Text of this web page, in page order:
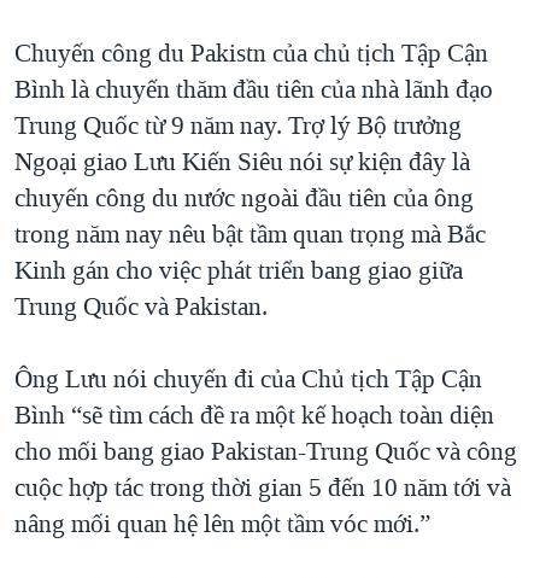
Chuyến công du Pakistn của chủ tịch Tập Cận
Bình là chuyến thăm đầu tiên của nhà lãnh đạo
Trung Quốc từ 9 năm nay. Trợ lý Bộ trưởng
Ngoại giao Lưu Kiến Siêu nói sự kiện đây là
chuyến công du nước ngoài đầu tiên của ông
trong năm nay nêu bật tầm quan trọng mà Bắc
Kinh gán cho việc phát triển bang giao giữa
Trung Quốc và Pakistan.
Ông Lưu nói chuyến đi của Chủ tịch Tập Cận
Bình “sẽ tìm cách đề ra một kế hoạch toàn diện
cho mối bang giao Pakistan-Trung Quốc và công
cuộc hợp tác trong thời gian 5 đến 10 năm tới và
nâng mối quan hệ lên một tầm vóc mới.”